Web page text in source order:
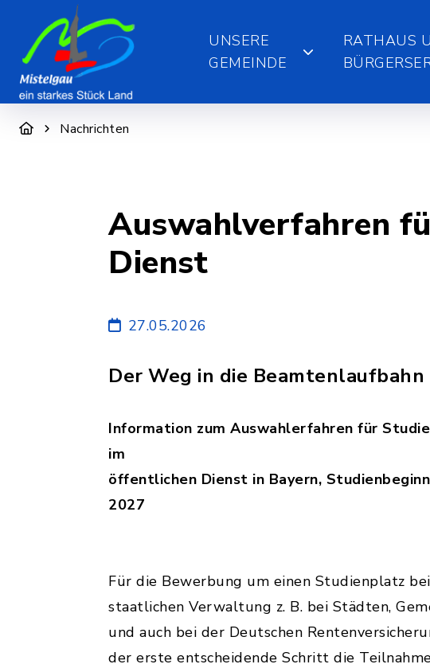
UNSERE
GEMEINDE
RATHAUS
Nachrichten
Auswahlverfahren
Dienst
27.05.2026
Der Weg in die Beamtenlaufbahn
Information zum Auswahlerfahren für
im
öffentlichen Dienst in Bayern,
2027
Für die Bewerbung um einen Studienplatz
staatlichen Verwaltung z. B. bei Städten,
und auch bei der Deutschen
der erste entscheidende Schritt die